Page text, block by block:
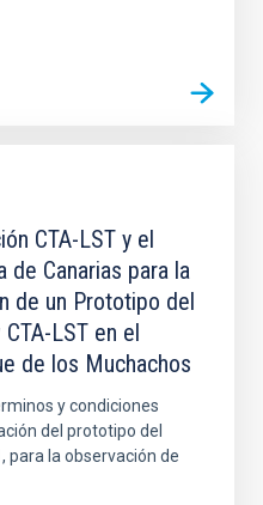
CTA-LST y el
Canarias para la
de un Prototipo del
LST en el
de los Muchachos
y condiciones
del prototipo del
para la observación de